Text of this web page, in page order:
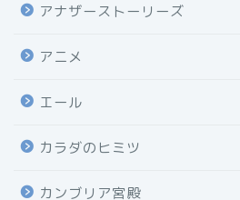
アナザーストーリーズ
アニメ
エール
カラダのヒミツ
カンブリア宮殿